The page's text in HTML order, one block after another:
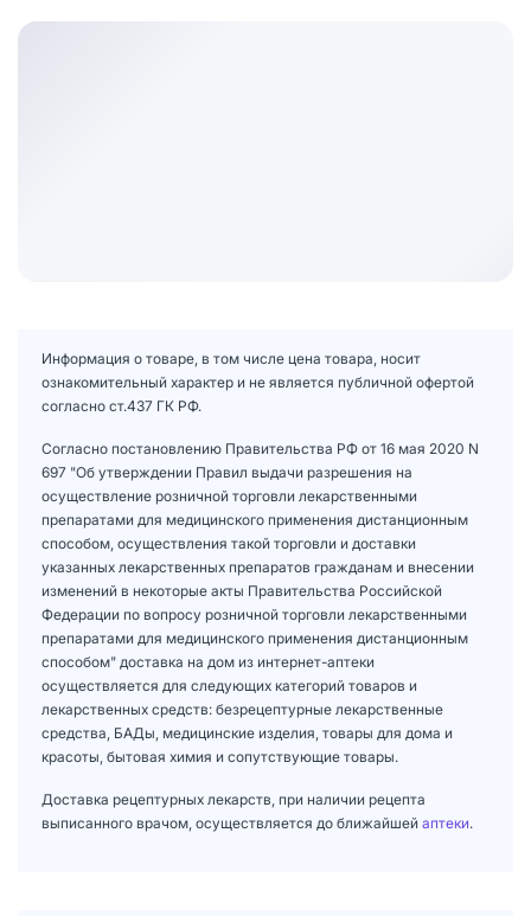
Информация о товаре, в том числе цена товара, носит
ознакомительный характер и не является публичной офертой
согласно ст.437 ГК РФ.
Согласно постановлению Правительства РФ от 16 мая 2020 N
697 "Об утверждении Правил выдачи разрешения на
осуществление розничной торговли лекарственными
препаратами для медицинского применения дистанционным
способом, осуществления такой торговли и доставки
указанных лекарственных препаратов гражданам и внесении
изменений в некоторые акты Правительства Российской
Федерации по вопросу розничной торговли лекарственными
препаратами для медицинского применения дистанционным
способом" доставка на дом из интернет-аптеки
осуществляется для следующих категорий товаров и
лекарственных средств: безрецептурные лекарственные
средства, БАДы, медицинские изделия, товары для дома и
красоты, бытовая химия и сопутствующие товары.
Доставка рецептурных лекарств, при наличии рецепта
выписанного врачом, осуществляется до ближайшей аптеки.